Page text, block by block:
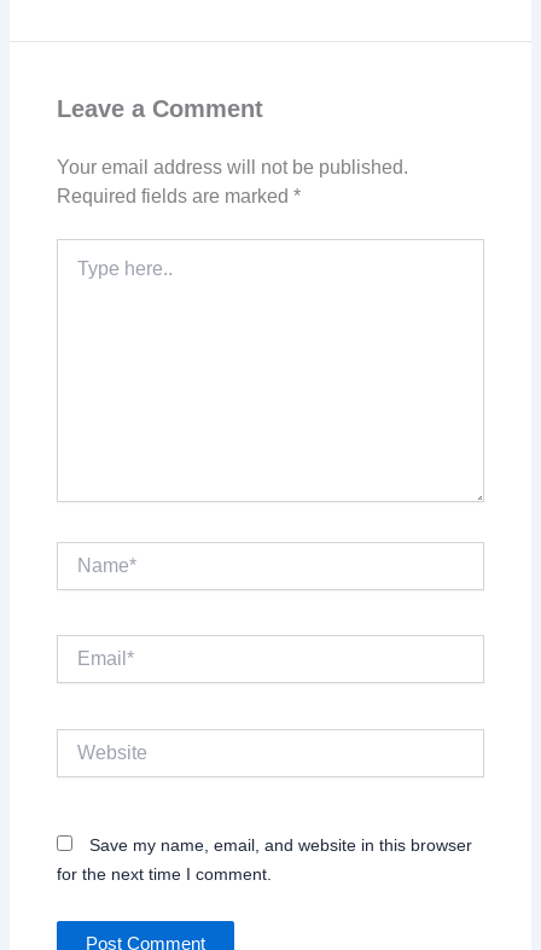
Leave a Comment
Your email address will not be published.
Required fields are marked*
here..
Name*
Email*
Save my name, email, and website in this browser
for the next time I comment.